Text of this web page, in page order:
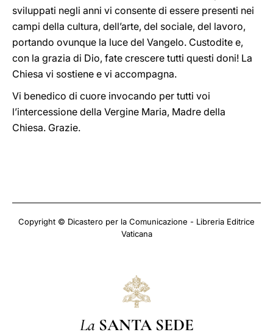
sviluppati negli anni vi consente di essere presenti nei
campi della cultura, dell’arte, del sociale, del lavoro,
portando ovunque la luce del Vangelo. Custodite e,
con la grazia di Dio, fate crescere tutti questi doni! La
Chiesa vi sostiene e vi accompagna.
Vi benedico di cuore invocando per tutti voi
l’intercessione della Vergine Maria, Madre della
Chiesa. Grazie.
Copyright © Dicastero per la Comunicazione - Libreria Editrice
Vaticana
La SANTA SEDE